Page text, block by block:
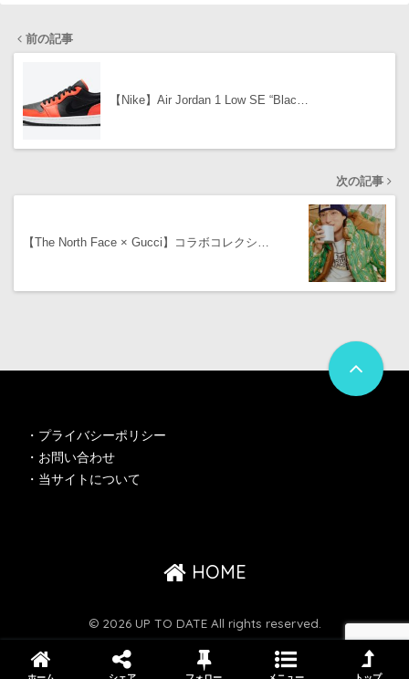
前の記事
【Nike】Air Jordan 1 Low SE “Blac…
次の記事
【The North Face × Gucci】コラボコレクシ…
・ プライバシーポリシー
・ お問い合わせ
・ 当サイトについて
HOME
© 2026 UP TO DATE All rights reserved.